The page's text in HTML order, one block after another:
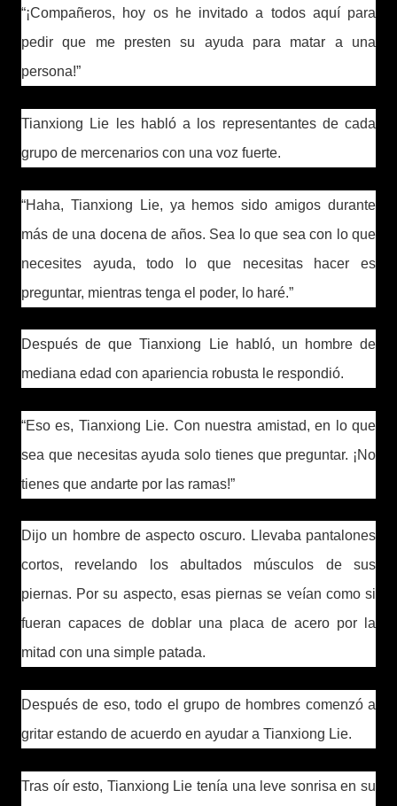
“¡Compañeros, hoy os he invitado a todos aquí para
pedir que me presten su ayuda para matar a una
persona!”
Tianxiong Lie les habló a los representantes de cada
grupo de mercenarios con una voz fuerte.
“Haha, Tianxiong Lie, ya hemos sido amigos durante
más de una docena de años. Sea lo que sea con lo que
necesites ayuda, todo lo que necesitas hacer es
preguntar, mientras tenga el poder, lo haré.”
Después de que Tianxiong Lie habló, un hombre de
mediana edad con apariencia robusta le respondió.
“Eso es, Tianxiong Lie. Con nuestra amistad, en lo que
sea que necesitas ayuda solo tienes que preguntar. ¡No
tienes que andarte por las ramas!”
Dijo un hombre de aspecto oscuro. Llevaba pantalones
cortos, revelando los abultados músculos de sus
piernas. Por su aspecto, esas piernas se veían como si
fueran capaces de doblar una placa de acero por la
mitad con una simple patada.
Después de eso, todo el grupo de hombres comenzó a
gritar estando de acuerdo en ayudar a Tianxiong Lie.
Tras oír esto, Tianxiong Lie tenía una leve sonrisa en su